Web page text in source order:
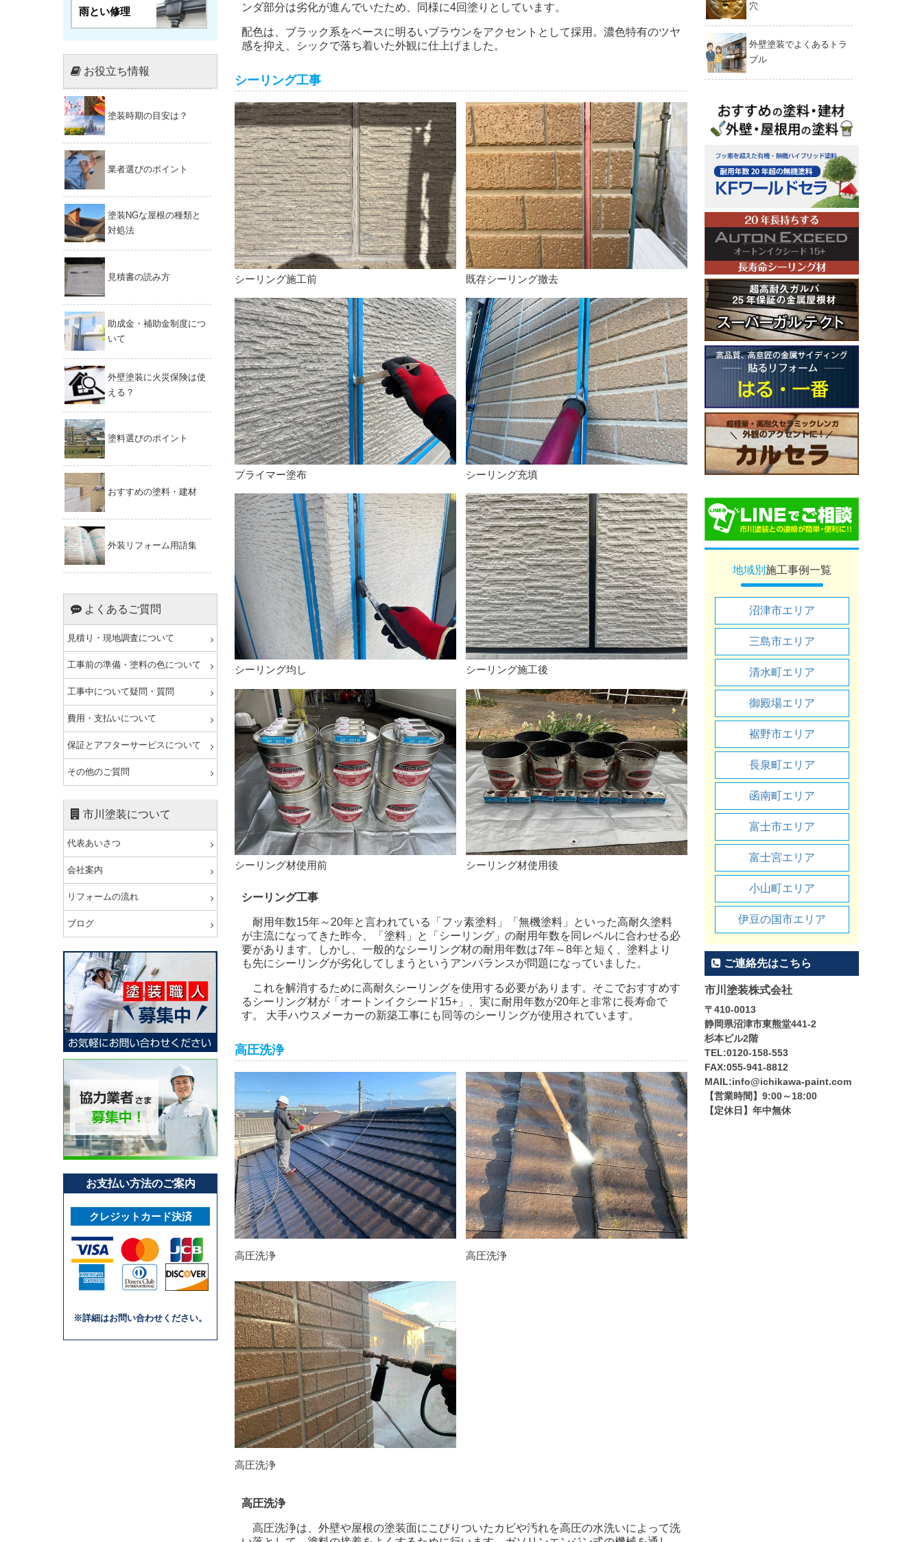
雨とい修理
お役立ち情報
塗装時期の目安は？
業者選びのポイント
塗装NGな屋根の種類と
対処法
見積書の読み方
助成金・補助金制度につ
いて
外壁塗装に火災保険は使
える？
塗料選びのポイント
おすすめの塗料・建材
外装リフォーム用語集
よくあるご質問
見積り・現地調査について
工事前の準備・塗料の色について
工事中について疑問・質問
費用・支払いについて
保証とアフターサービスについて
その他のご質問
市川塗装について
代表あいさつ
会社案内
リフォームの流れ
ブログ
お支払い方法のご案内
クレジットカード決済
※詳細はお問い合わせください。
ンダ部分は劣化が進んでいたため、同様に4回塗りとしています。
配色は、ブラック系をベースに明るいブラウンをアクセントとして採用。濃色特有のツヤ
感を抑え、シックで落ち着いた外観に仕上げました。
シーリング工事
シーリング施工前 既存シーリング撤去
プライマー塗布 シーリング充填
シーリング均し シーリング施工後
シーリング材使用前 シーリング材使用後
シーリング工事
耐用年数15年～20年と言われている「フッ素塗料」「無機塗料」といった高耐久塗料
が主流になってきた昨今、「塗料」と「シーリング」の耐用年数を同レベルに合わせる必
要があります。しかし、一般的なシーリング材の耐用年数は7年～8年と短く、塗料より
も先にシーリングが劣化してしまうというアンバランスが問題になっていました。
これを解消するために高耐久シーリングを使用する必要があります。そこでおすすめす
るシーリング材が「オートンイクシード15+」、実に耐用年数が20年と非常に長寿命で
す。 大手ハウスメーカーの新築工事にも同等のシーリングが使用されています。
高圧洗浄
高圧洗浄 高圧洗浄
高圧洗浄
高圧洗浄
高圧洗浄は、外壁や屋根の塗装面にこびりついたカビや汚れを高圧の水洗いによって洗
穴
外壁塗装でよくあるトラ
ブル
地域別 施工事例一覧
沼津市エリア
三島市エリア
清水町エリア
御殿場エリア
裾野市エリア
長泉町エリア
函南町エリア
富士市エリア
富士宮エリア
小山町エリア
伊豆の国市エリア
ご連絡先はこちら
市川塗装株式会社
〒410-0013
静岡県沼津市東熊堂441-2
杉本ビル2階
TEL:0120-158-553
FAX:055-941-8812
MAIL:info@ichikawa-paint.com
【営業時間】9:00～18:00
【定休日】年中無休